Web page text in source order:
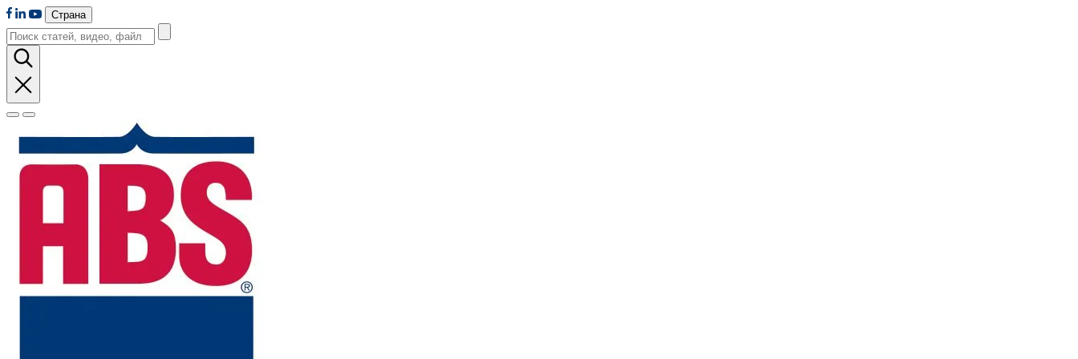
Страна